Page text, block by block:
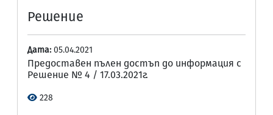
Решение
Дата: 05.04.2021
Предоставен пълен достъп до информация с
Решение № 4 / 17.03.2021г.
228